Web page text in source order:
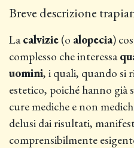
Breve descrizione
La calvizie (o alopecia)
complesso che interessa
uomini, i quali, quando si
estetico, poiché hanno
cure mediche e non
delusi dai risultati,
comprensibilmente